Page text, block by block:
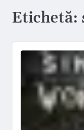
Etichetă: